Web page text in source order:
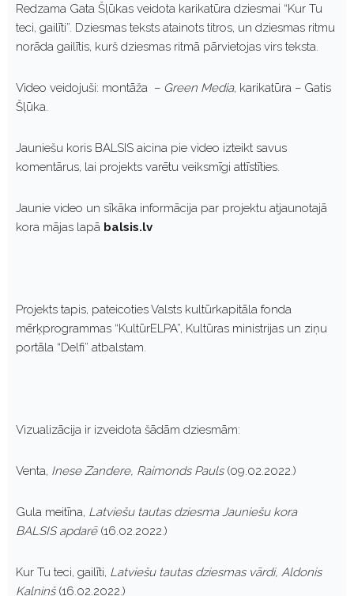
Redzama Gata Šļūkas veidota karikatūra dziesmai “Kur Tu
teci, gailīti”. Dziesmas teksts atainots titros, un dziesmas ritmu
norāda gailītis, kurš dziesmas ritmā pārvietojas virs teksta.
Video veidojuši: montāža – Green Media, karikatūra – Gatis
Šļūka.
Jauniešu koris BALSIS aicina pie video izteikt savus
komentārus, lai projekts varētu veiksmīgi attīstīties.
Jaunie video un sīkāka informācija par projektu atjaunotajā
kora mājas lapā balsis.lv
Projekts tapis, pateicoties Valsts kultūrkapitāla fonda
mērķprogrammas “KultūrELPA”, Kultūras ministrijas un ziņu
portāla “Delfi” atbalstam.
Vizualizācija ir izveidota šādām dziesmām:
Venta, Inese Zandere, Raimonds Pauls (09.02.2022.)
Gula meitīna, Latviešu tautas dziesma Jauniešu kora
BALSIS apdarē (16.02.2022.)
Kur Tu teci, gailīti, Latviešu tautas dziesmas vārdi, Aldonis
Kalniņš (16.02.2022.)